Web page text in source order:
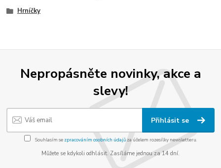
Hrníčky
Nepropásněte novinky, akce a
slevy!
Přihlásit se
Souhlasím se zpracováním osobních údajůza účelem rozesílky newsletteru.
Můžete se kdykoli odhlásit. Zasíláme jednou za 14 dní.